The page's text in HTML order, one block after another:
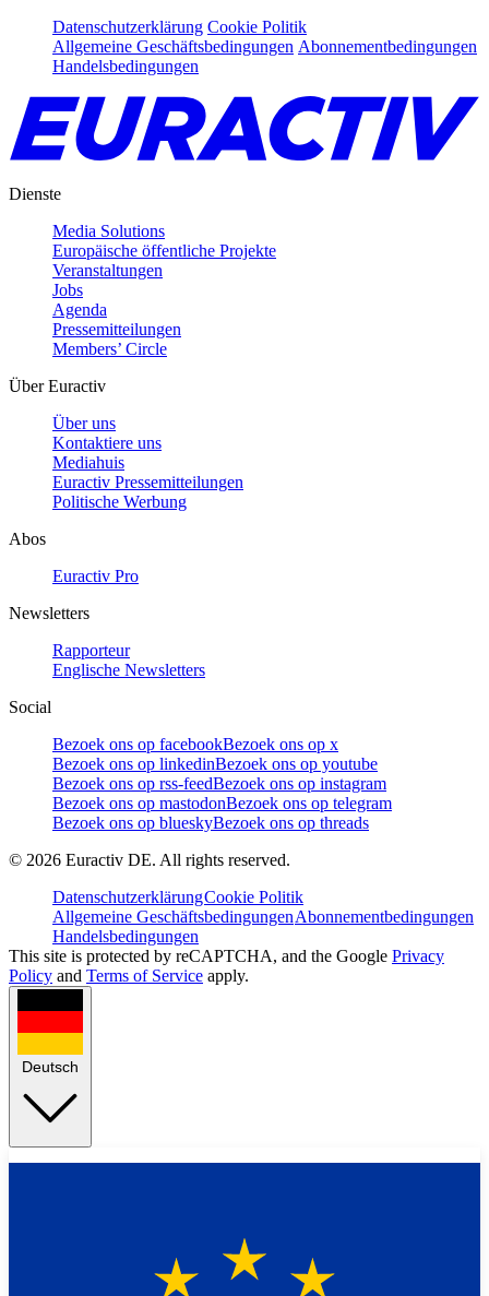
Datenschutzerklärung Cookie Politik
Allgemeine Geschäftsbedingungen Abonnementbedingungen
Handelsbedingungen
Dienste
Media Solutions
Europäische öffentliche Projekte
Veranstaltungen
Jobs
Agenda
Pressemitteilungen
Members’ Circle
Über Euractiv
Über uns
Kontaktiere uns
Mediahuis
Euractiv Pressemitteilungen
Politische Werbung
Abos
Euractiv Pro
Newsletters
Rapporteur
Englische Newsletters
Social
Bezoek ons op facebookBezoek ons op x
Bezoek ons op linkedinBezoek ons op youtube
Bezoek ons op rss-feedBezoek ons op instagram
Bezoek ons op mastodonBezoek ons op telegram
Bezoek ons op blueskyBezoek ons op threads
© 2026 Euractiv DE. All rights reserved.
DatenschutzerklärungCookie Politik
Allgemeine GeschäftsbedingungenAbonnementbedingungen
Handelsbedingungen
This site is protected by reCAPTCHA, and the Google Privacy
Policy and Terms of Service apply.
Deutsch